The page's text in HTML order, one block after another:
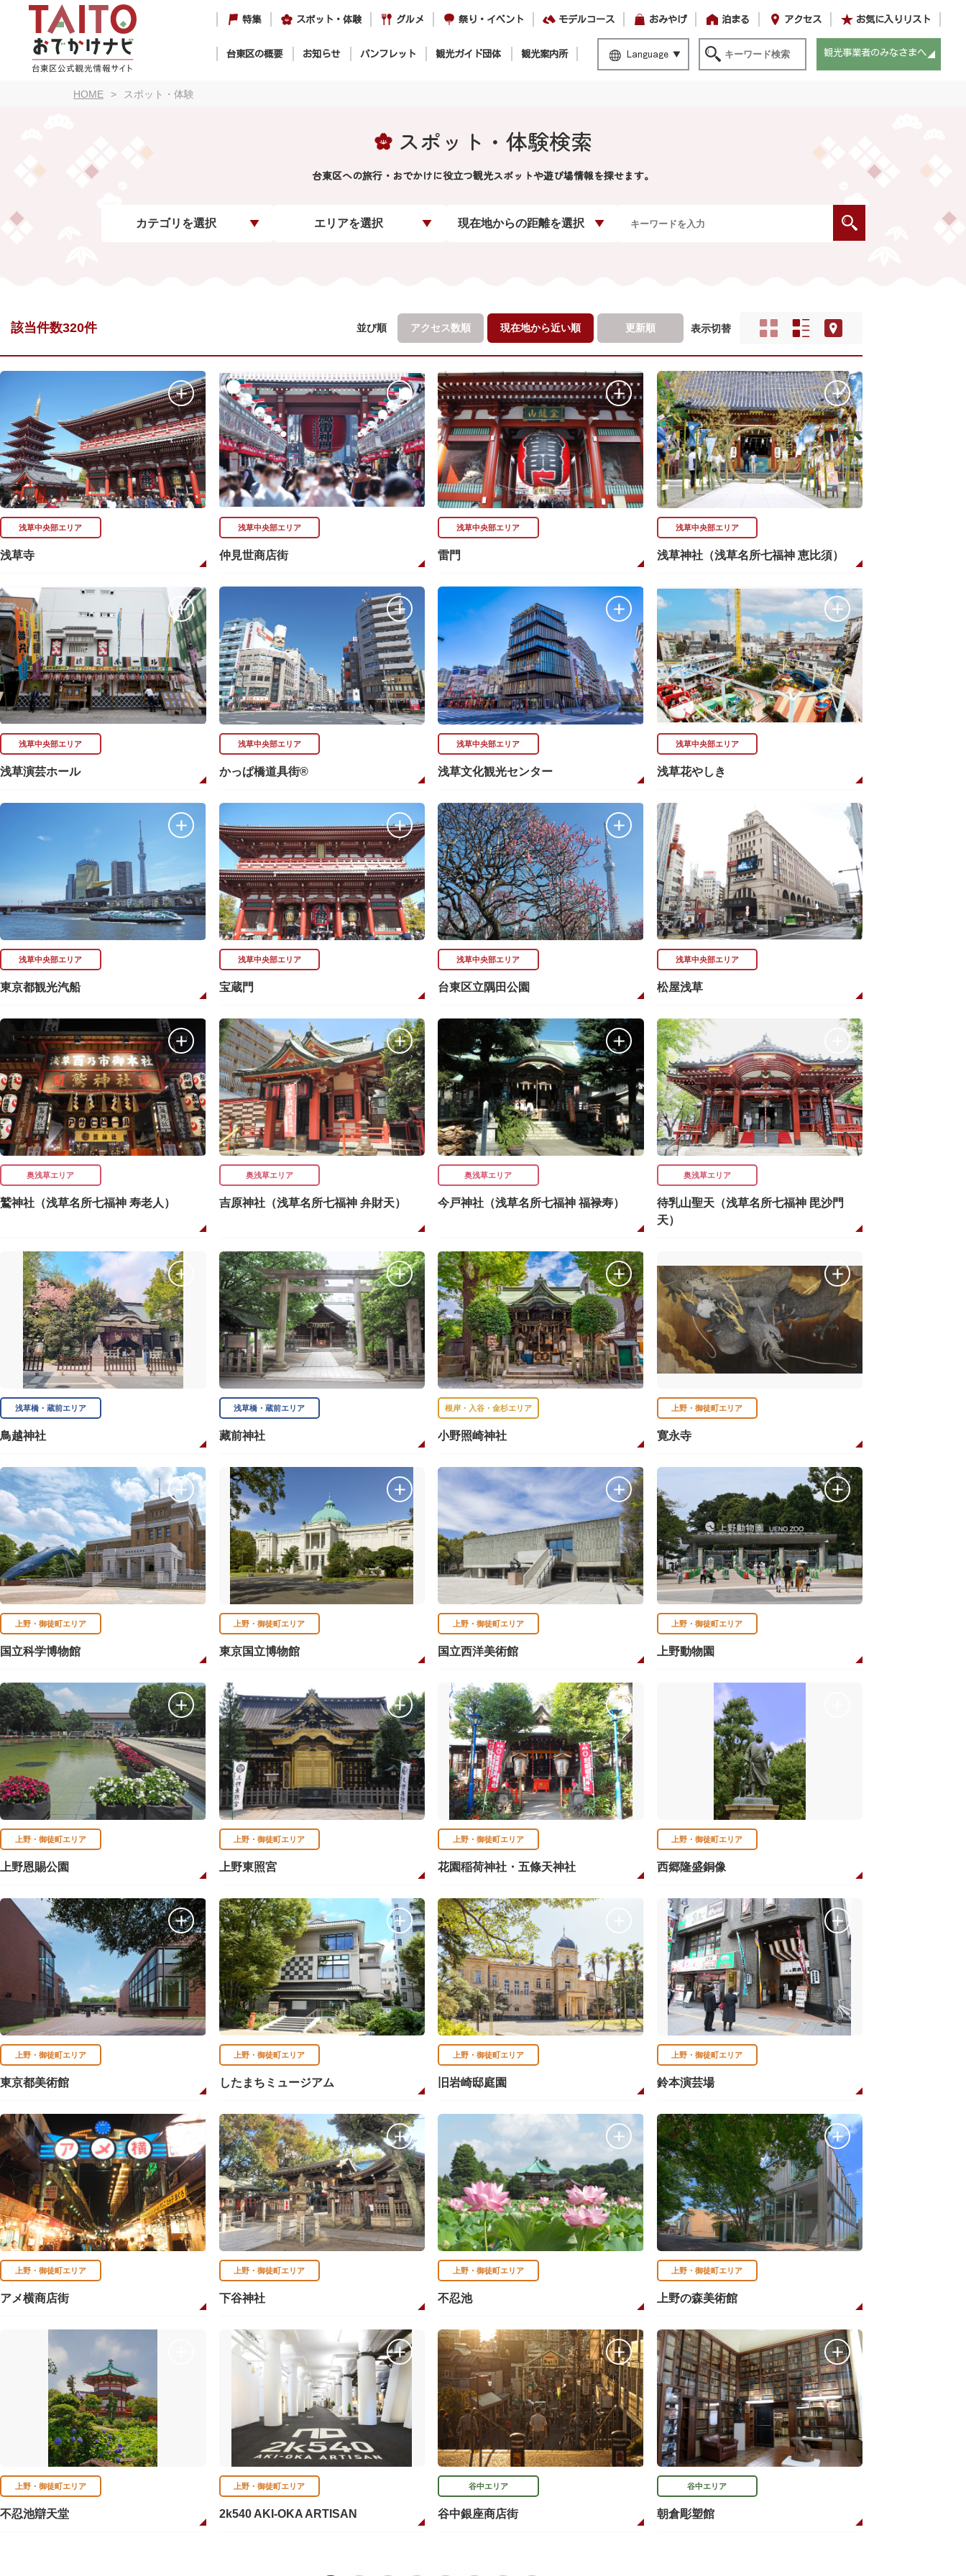
特集 スポット・体験 グルメ 祭り・イベント モデルコース おみやげ 泊まる アクセス お気に入りリスト
台東区の概要 お知らせ パンフレット 観光ガイド団体 観光案内所 Language 観光事業者のみなさまへ
HOME スポット・体験
スポット・体験検索
台東区への旅行・おでかけに役立つ観光スポットや遊び場情報を探せます。
カテゴリを選択 エリアを選択 現在地からの距離を選択
該当件数320件 並び順 アクセス数順 現在地から近い順 更新順 表示切替
浅草中央部エリア
浅草寺
浅草中央部エリア
仲見世商店街
浅草中央部エリア
雷門
浅草中央部エリア
浅草神社（浅草名所七福神 恵比須）
浅草中央部エリア
浅草演芸ホール
浅草中央部エリア
かっぱ橋道具街®
浅草中央部エリア
浅草文化観光センター
浅草中央部エリア
浅草花やしき
浅草中央部エリア
東京都観光汽船
浅草中央部エリア
宝蔵門
浅草中央部エリア
台東区立隅田公園
浅草中央部エリア
松屋浅草
奥浅草エリア
鷲神社（浅草名所七福神 寿老人）
奥浅草エリア
吉原神社（浅草名所七福神 弁財天）
奥浅草エリア
今戸神社（浅草名所七福神 福禄寿）
奥浅草エリア
待乳山聖天（浅草名所七福神 毘沙門
天）
浅草橋・蔵前エリア
鳥越神社
浅草橋・蔵前エリア
藏前神社
根岸・入谷・金杉エリア
小野照崎神社
上野・御徒町エリア
寛永寺
上野・御徒町エリア
国立科学博物館
上野・御徒町エリア
東京国立博物館
上野・御徒町エリア
国立西洋美術館
上野・御徒町エリア
上野動物園
上野・御徒町エリア
上野恩賜公園
上野・御徒町エリア
上野東照宮
上野・御徒町エリア
花園稲荷神社・五條天神社
上野・御徒町エリア
西郷隆盛銅像
上野・御徒町エリア
東京都美術館
上野・御徒町エリア
したまちミュージアム
上野・御徒町エリア
旧岩崎邸庭園
上野・御徒町エリア
鈴本演芸場
上野・御徒町エリア
アメ横商店街
上野・御徒町エリア
下谷神社
上野・御徒町エリア
不忍池
上野・御徒町エリア
上野の森美術館
上野・御徒町エリア
不忍池辯天堂
上野・御徒町エリア
2k540 AKI-OKA ARTISAN
谷中エリア
谷中銀座商店街
谷中エリア
朝倉彫塑館